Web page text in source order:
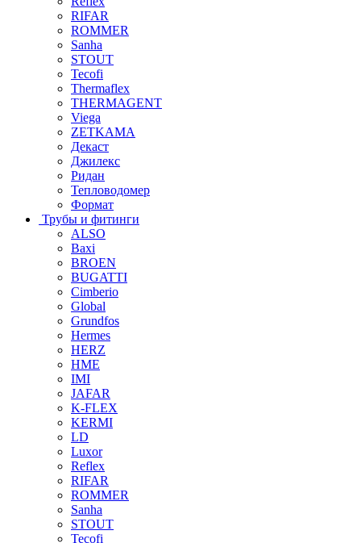
RIFAR
ROMMER
Sanha
STOUT
Tecofi
Thermaflex
THERMAGENT
Viega
ZETKAMA
Декаст
Джилекс
Ридан
Тепловодомер
Формат
Трубы и фитинги
ALSO
Baxi
BROEN
BUGATTI
Cimberio
Global
Grundfos
Hermes
HERZ
HME
IMI
JAFAR
K-FLEX
KERMI
LD
Luxor
Reflex
RIFAR
ROMMER
Sanha
STOUT
Tecofi